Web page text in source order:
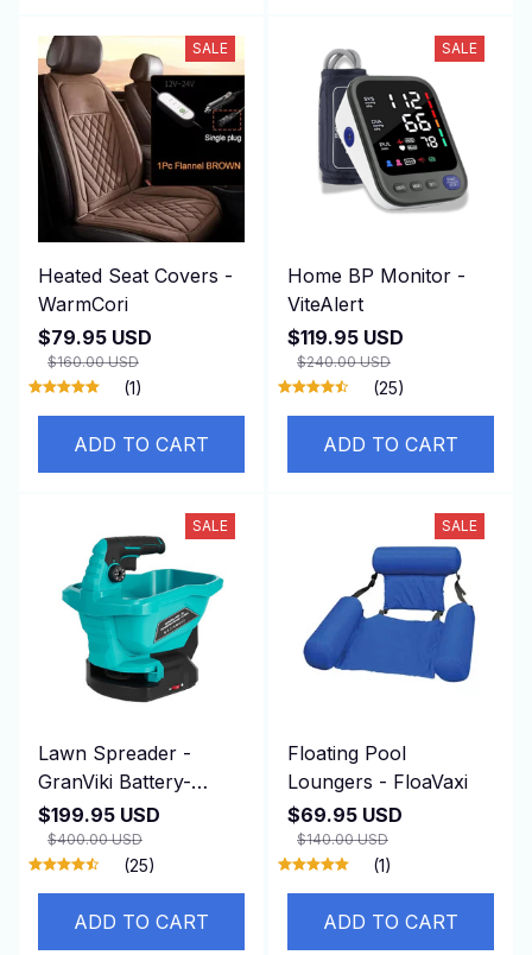
Heated Seat Covers -
WarmCori
$79.95 USD
$160.00 USD
(1)
ADD TO CART
ViteAlert
$119.95 USD
$240.00 USD
(25)
ADD TO CART
GranViki Battery-
Powered Lawn
Spreader for Seed &
Fertilizer
$199.95 USD
$400.00 USD
(25)
ADD TO CART
Loungers - FloaVaxi
$69.95 USD
$140.00 USD
(1)
ADD TO CART